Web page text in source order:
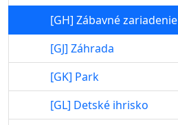
[GH] Zábavné zariadenie
[GJ] Záhrada
[GK] Park
[GL] Detské ihrisko